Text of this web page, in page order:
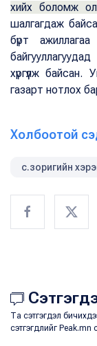
хийх боломж
шалгагдаж
бүрт
хүргүүлж
газарт нотлох
Холбоотой
с.зоригийн
Та сэтгэгдэл
сэтгэгдлийг Peak.mn